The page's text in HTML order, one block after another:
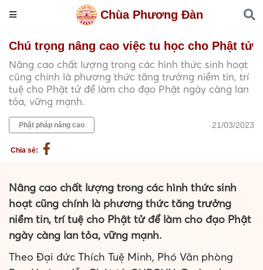
Chùa Phương Đàn
Chú trọng nâng cao việc tu học cho Phật tử
Nâng cao chất lượng trong các hình thức sinh hoạt
cũng chính là phương thức tăng trưởng niềm tin, trí
tuệ cho Phật tử để làm cho đạo Phật ngày càng lan
tỏa, vững mạnh.
Phật pháp nâng cao 21/03/2023
Chia sẻ:
Nâng cao chất lượng trong các hình thức sinh
hoạt cũng chính là phương thức tăng trưởng
niềm tin, trí tuệ cho Phật tử để làm cho đạo Phật
ngày càng lan tỏa, vững mạnh.
Theo Đại đức Thích Tuệ Minh, Phó Văn phòng